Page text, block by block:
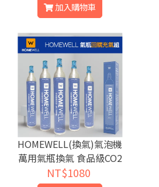
加入購物車
HOMEWELL(換氣)氣泡機
萬用氣瓶換氣 食品級CO2
回充/灌氣
NT$1080